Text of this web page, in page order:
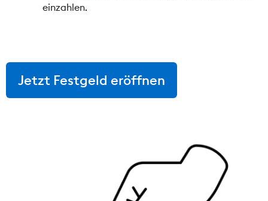
einzahlen.
Jetzt Festgeld eröffnen